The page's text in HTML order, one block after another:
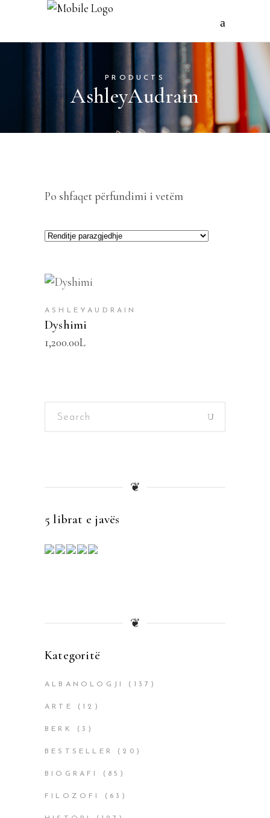
PRODUCTS
AshleyAudrain
Po shfaqet përfundimi i vetëm
ASHLEYAUDRAIN
Dyshimi
1,200.00L
Search
❦
5 librat e javës
❦
Kategoritë
ALBANOLOGJI (137)
ARTE (12)
BERK (3)
BESTSELLER (20)
BIOGRAFI (85)
FILOZOFI (63)